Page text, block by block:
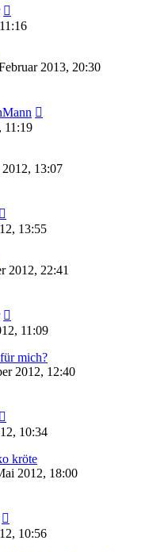
2013, 20:30
11:19
13:07
13:55
2012, 22:41
11:09
mich?
2012, 12:40
10:34
kröte
2012, 18:00
10:56